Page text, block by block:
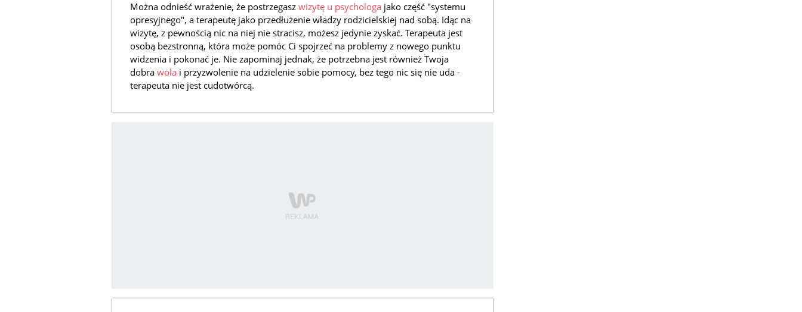
Można odnieść wrażenie, że postrzegasz wizytę u psychologa jako część "systemu
opresyjnego", a terapeutę jako przedłużenie władzy rodzicielskiej nad sobą. Idąc na
wizytę, z pewnością nic na niej nie stracisz, możesz jedynie zyskać. Terapeuta jest
osobą bezstronną, która może pomóc Ci spojrzeć na problemy z nowego punktu
widzenia i pokonać je. Nie zapominaj jednak, że potrzebna jest również Twoja
dobra wola i przyzwolenie na udzielenie sobie pomocy, bez tego nic się nie uda -
terapeuta nie jest cudotwórcą.